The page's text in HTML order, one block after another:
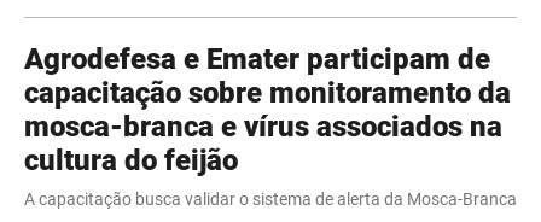
Agrodefesa e Emater participam de
capacitação sobre monitoramento da
mosca-branca e vírus associados na
cultura do feijão
A capacitação busca validar o sistema de alerta da Mosca-Branca